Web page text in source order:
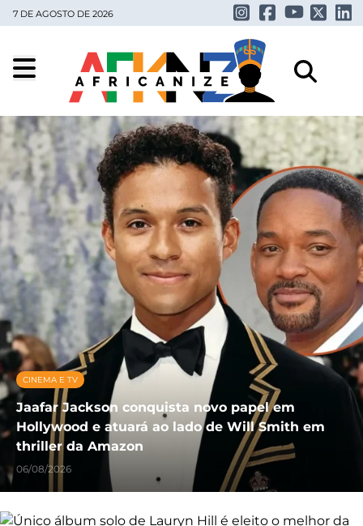
7 DE AGOSTO DE 2026
CINEMA E TV
Jaafar Jackson conquista novo papel em
Hollywood e atuará ao lado de Will Smith em
thriller da Amazon
06/08/2026